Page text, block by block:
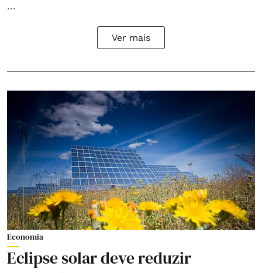
...
Ver mais
Economia
Eclipse solar deve reduzir